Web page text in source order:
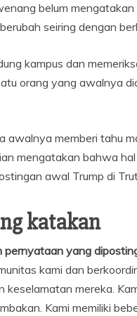
belum
seiring dengan
kampus dan
orang yang awalnya
awalnya memberi tahu
mengatakan bahwa
awal Trump di
katakan
yang
kami dan
keselamatan mereka.
Kami memiliki